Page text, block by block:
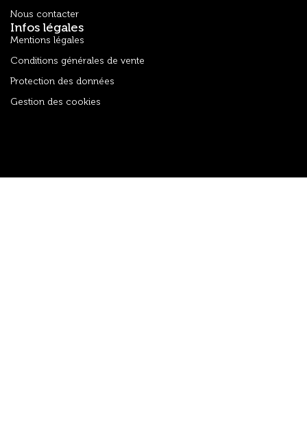
Nous contacter
Infos légales
Mentions légales
Conditions générales de vente
Protection des données
Gestion des cookies